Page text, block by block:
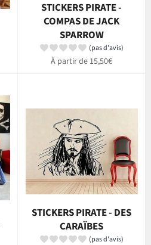
STICKERS PIRATE -
COMPAS DE JACK
SPARROW
(pas d'avis)
À partir de 15,50€
STICKERS PIRATE - DES
CARAÏBES
(pas d'avis)